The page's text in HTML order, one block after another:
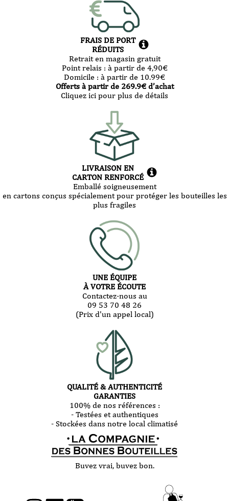
FRAIS DE PORT
RÉDUITS
Retrait en magasin gratuit
Point relais : à partir de 4,90€
Domicile : à partir de 10.99€
Offerts à partir de 269.9€ d’achat
Cliquez ici pour plus de détails
LIVRAISON EN
CARTON RENFORCÉ
Emballé soigneusement
en cartons conçus spécialement pour protéger les bouteilles les
plus fragiles
UNE ÉQUIPE
À VOTRE ÉCOUTE
Contactez-nous au
09 53 70 48 26
(Prix d'un appel local)
QUALITÉ & AUTHENTICITÉ
GARANTIES
100% de nos références :
- Testées et authentiques
- Stockées dans notre local climatisé
Buvez vrai, buvez bon.